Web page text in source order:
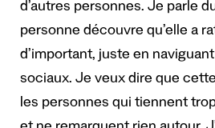
d’autres personnes. Je parle
personne découvre qu’elle a
d’important, juste en
sociaux. Je veux dire que
les personnes qui tiennent